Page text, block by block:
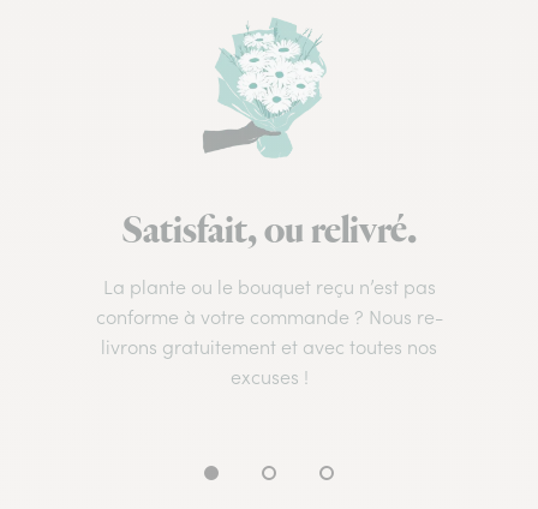
Satisfait, ou relivré.
La plante ou le bouquet reçu n’est pas
conforme à votre commande ? Nous re-
livrons gratuitement et avec toutes nos
excuses !